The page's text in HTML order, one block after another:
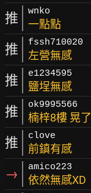
推 wnko
一點點
推 fssh710020
左營無感
推 e1234595
鹽埕無感
推 ok9995566
楠梓8樓 晃
推 clove
前鎮有感
→ amico223
依然無感XD